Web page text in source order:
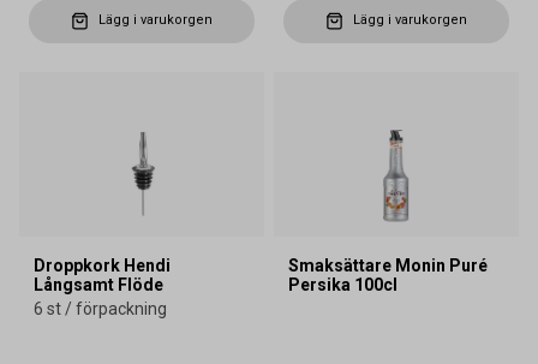
Lägg i varukorgen Lägg i varukorgen
Droppkork Hendi
Långsamt Flöde
6 st / förpackning
Smaksättare Monin Puré
Persika 100cl